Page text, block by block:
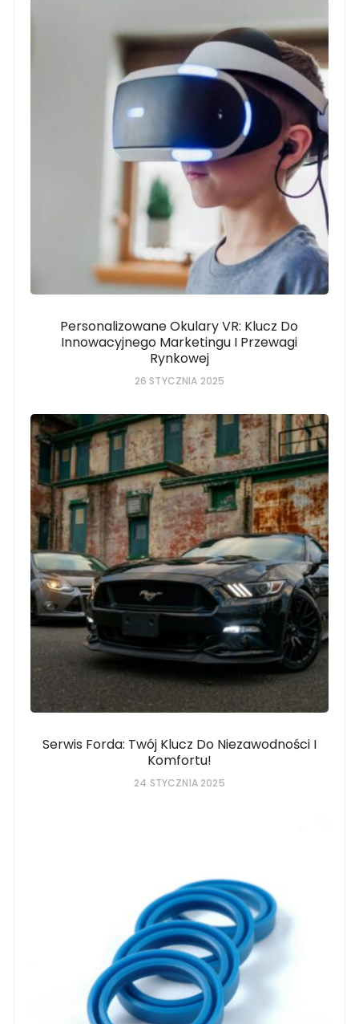
Personalizowane Okulary VR: Klucz Do
Innowacyjnego Marketingu I Przewagi
Rynkowej
26 STYCZNIA 2025
Serwis Forda: Twój Klucz Do Niezawodności I
Komfortu!
24 STYCZNIA 2025